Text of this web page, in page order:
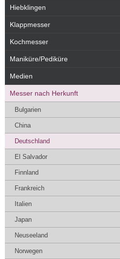
Hiebklingen
Klappmesser
Kochmesser
Maniküre/Pediküre
Medien
Messer nach Herkunft
Bulgarien
China
Deutschland
El Salvador
Finnland
Frankreich
Italien
Japan
Neuseeland
Norwegen